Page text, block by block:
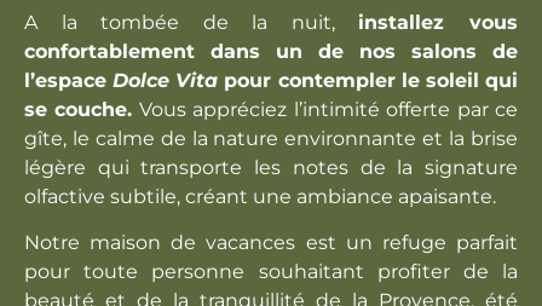
A la tombée de la nuit, installez vous
confortablement dans un de nos salons de
l’espaceDolce Vita pour contempler le soleil qui
se couche. Vous appréciez l’intimité offerte par ce
gîte, le calme de la nature environnante et la brise
légère qui transporte les notes de la signature
olfactive subtile, créant une ambiance apaisante.
Notre maison de vacances est un refuge parfait
pour toute personne souhaitant profiter de la
beauté et de la tranquillité de la Provence, été